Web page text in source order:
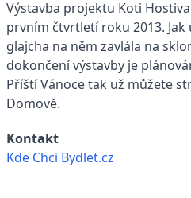
Výstavba projektu Koti
prvním čtvrtletí roku 2013.
glajcha na něm zavlála na
dokončení výstavby je
Příští Vánoce tak už můžete
Domově.
Kontakt
Kde Chci Bydlet.cz